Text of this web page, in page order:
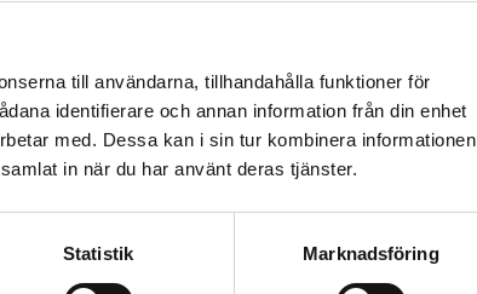
till användarna, tillhandahålla funktioner för
identifierare och annan information från din enhet
med. Dessa kan i sin tur kombinera informationen
in när du har använt deras tjänster.
Statistik Marknadsföring
Bli den första att lämna ett omdöme.